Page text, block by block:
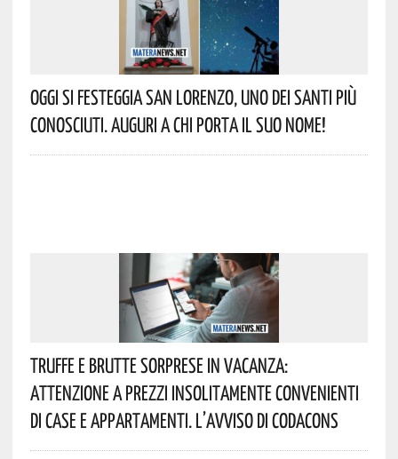
Oggi Si Festeggia San Lorenzo, Uno Dei Santi Più
Conosciuti. Auguri A Chi Porta Il Suo Nome!
Truffe E Brutte Sorprese In Vacanza:
Attenzione A Prezzi Insolitamente Convenienti
Di Case E Appartamenti. L’avviso Di Codacons